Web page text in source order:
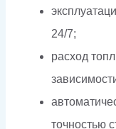
24/7;
расход
точностью